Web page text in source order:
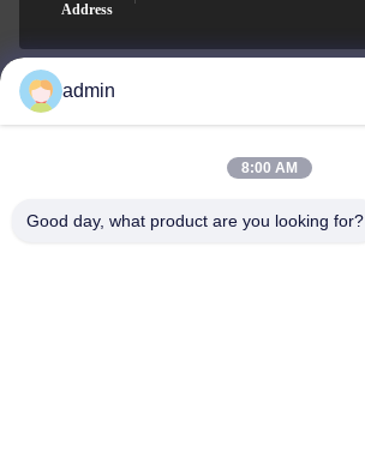
Address
Nero@enlaibio.com
admin
8:00 AM
Good day, what product are you looking for?